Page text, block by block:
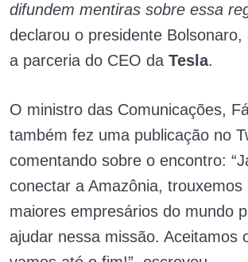
difundem mentiras sobre essa
declarou o presidente Bolsonaro,
a parceria do CEO da Tesla.
O ministro das Comunicações,
também fez uma publicação no
comentando sobre o encontro:
conectar a Amazônia, trouxemos
maiores empresários do mundo
ajudar nessa missão. Aceitamos